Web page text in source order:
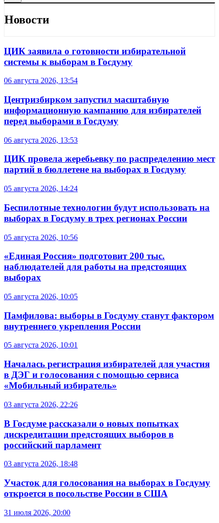
Новости
ЦИК заявила о готовности избирательной
системы к выборам в Госдуму
06 августа 2026, 13:54
Центризбирком запустил масштабную
информационную кампанию для избирателей
перед выборами в Госдуму
06 августа 2026, 13:53
ЦИК провела жеребьевку по распределению мест
партий в бюллетене на выборах в Госдуму
05 августа 2026, 14:24
Беспилотные технологии будут использовать на
выборах в Госдуму в трех регионах России
05 августа 2026, 10:56
«Единая Россия» подготовит 200 тыс.
наблюдателей для работы на предстоящих
выборах
05 августа 2026, 10:05
Памфилова: выборы в Госдуму станут фактором
внутреннего укрепления России
05 августа 2026, 10:01
Началась регистрация избирателей для участия
в ДЭГ и голосования с помощью сервиса
«Мобильный избиратель»
03 августа 2026, 22:26
В Госдуме рассказали о новых попытках
дискредитации предстоящих выборов в
российский парламент
03 августа 2026, 18:48
Участок для голосования на выборах в Госдуму
откроется в посольстве России в США
31 июля 2026, 20:00